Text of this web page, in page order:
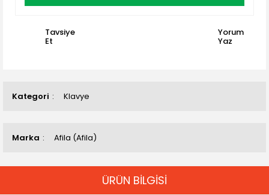
Kategori Klavye
Marka Afila (Afila)
Tavsiye
Et
Yorum
Yaz
ÜRÜN BİLGİSİ